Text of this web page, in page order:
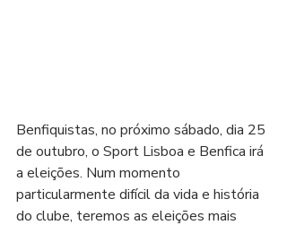
Benfiquistas, no próximo sábado, dia 25
de outubro, o Sport Lisboa e Benfica irá
a eleições. Num momento
particularmente difícil da vida e história
do clube, teremos as eleições mais